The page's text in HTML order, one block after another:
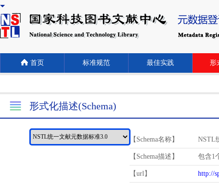
首页 标准规范 最佳实践 形
形式化描述(Schema)
【Schema名称】 NSTL
【Schema描述】 包含1
【url】 http://